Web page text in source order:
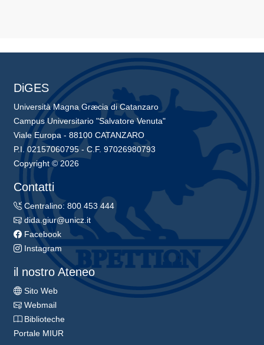
DiGES
Università Magna Græcia di Catanzaro
Campus Universitario "Salvatore Venuta"
Viale Europa - 88100 CATANZARO
P.I. 02157060795 - C.F. 97026980793
Copyright © 2026
Contatti
Centralino: 800 453 444
dida.giur@unicz.it
Facebook
Instagram
il nostro Ateneo
Sito Web
Webmail
Biblioteche
Portale MIUR